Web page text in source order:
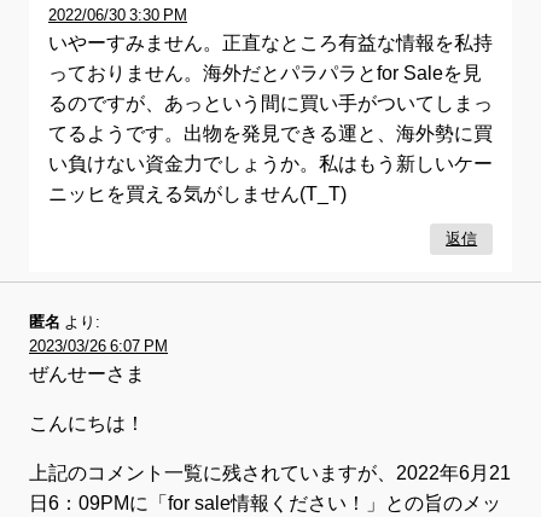
2022/06/30 3:30 PM
いやーすみません。正直なところ有益な情報を私持
っておりません。海外だとパラパラとfor Saleを見
るのですが、あっという間に買い手がついてしまっ
てるようです。出物を発見できる運と、海外勢に買
い負けない資金力でしょうか。私はもう新しいケー
ニッヒを買える気がしません(T_T)
返信
匿名 より:
2023/03/26 6:07 PM
ぜんせーさま
こんにちは！
上記のコメント一覧に残されていますが、2022年6月21
日6：09PMに「for sale情報ください！」との旨のメッ